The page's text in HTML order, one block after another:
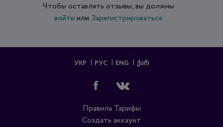
Чтобы оставлять отзывы, вы должны
войти или Зарегистрироваться
УКР РУС ENG ᲥᲐᲠ
Правила Тарифы
Создать аккаунт